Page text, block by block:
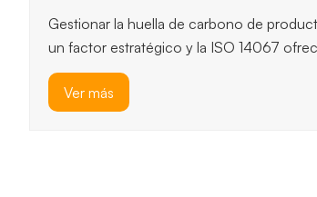
ISO 14064-1 ofrece un marco robusto
cuantificar y reportar emisiones de gases
invernadero, y permite…